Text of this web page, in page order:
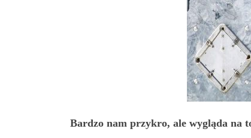
Bardzo nam przykro, ale wygląda na